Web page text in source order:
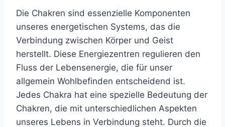
Die Chakren sind essenzielle Komponenten
unseres energetischen Systems, das die
Verbindung zwischen Körper und Geist
herstellt. Diese Energiezentren regulieren den
Fluss der Lebensenergie, die für unser
allgemein Wohlbefinden entscheidend ist.
Jedes Chakra hat eine spezielle Bedeutung der
Chakren, die mit unterschiedlichen Aspekten
unseres Lebens in Verbindung steht. Durch die